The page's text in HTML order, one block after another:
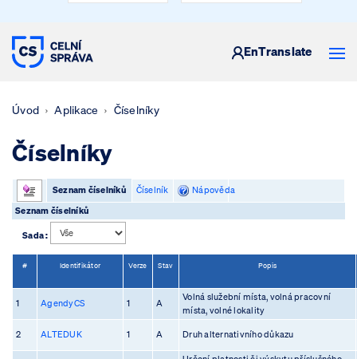
CELNÍ SPRÁVA ČESKÉ REPUBLIKY
EnTranslate
Úvod Aplikace Číselníky
Číselníky
Seznam číselníků Číselník
Nápověda
Seznam číselníků
Sada :
# Identifikátor Verze Stav Popis
1 AgendyCS 1 A
Volná služební místa, volná pracovní
místa, volné lokality
2 ALTEDUK 1 A Druh alternativního důkazu